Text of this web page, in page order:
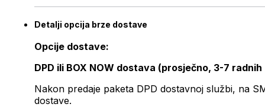
Detalji opcija brze dostave
Opcije dostave:
DPD ili BOX NOW dostava (prosječno, 3-7 radnih
Nakon predaje paketa DPD dostavnoj službi, na
dostave.